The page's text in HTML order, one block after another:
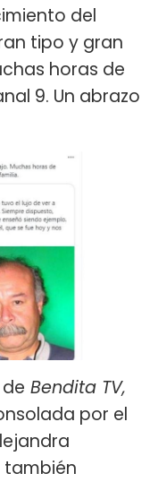
del
tipo y gran
horas de
9. Un abrazo
Bendita TV,
por el
también